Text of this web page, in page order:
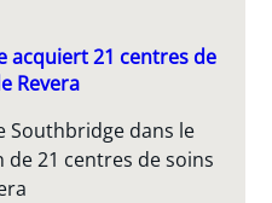
acquiert 21 centres de
Revera
Southbridge dans le
21 centres de soins